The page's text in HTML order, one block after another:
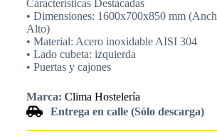
Características Destacadas
• Dimensiones: 1600x700x850 mm
Alto)
• Material: Acero inoxidable AISI 304
• Lado cubeta: izquierda
• Puertas y cajones
Marca: Clima Hostelería
Entrega en calle (Sólo descarga)